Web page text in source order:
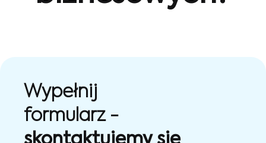
Wypełnij
formularz -